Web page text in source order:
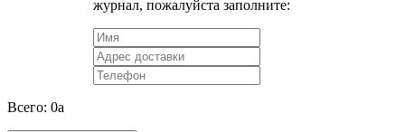
журнал, пожалуйста заполните:
Всего: 0a